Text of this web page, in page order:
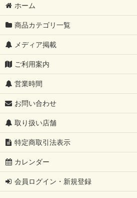
ホーム
商品カテゴリ一覧
メディア掲載
ご利用案内
営業時間
お問い合わせ
取り扱い店舗
特定商取引法表示
カレンダー
会員ログイン・新規登録